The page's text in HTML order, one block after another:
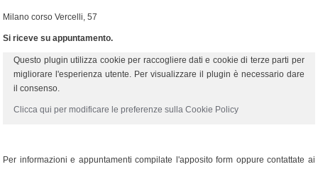
Milano corso Vercelli, 57
Si riceve su appuntamento.
Questo plugin utilizza cookie per raccogliere dati e cookie di terze parti per
migliorare l'esperienza utente. Per visualizzare il plugin è necessario dare
il consenso.
Clicca qui per modificare le preferenze sulla Cookie Policy
Per informazioni e appuntamenti compilate l'apposito form oppure contattate ai